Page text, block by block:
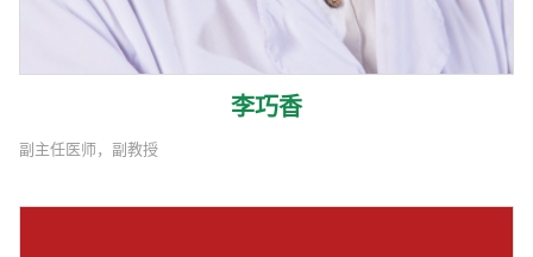
李巧香
副主任医师，副教授